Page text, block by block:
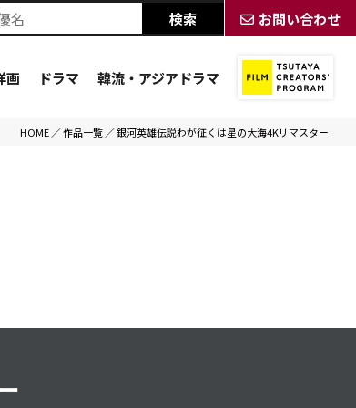
お問い合わせ
画 ドラマ 韓流・アジアドラマ
HOME ／作品一覧 ／銀河英雄伝説わが征くは星の大海4Kリマスター